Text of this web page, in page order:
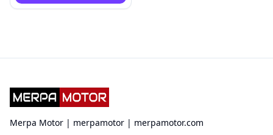
Merpa Motor | merpamotor | merpamotor.com